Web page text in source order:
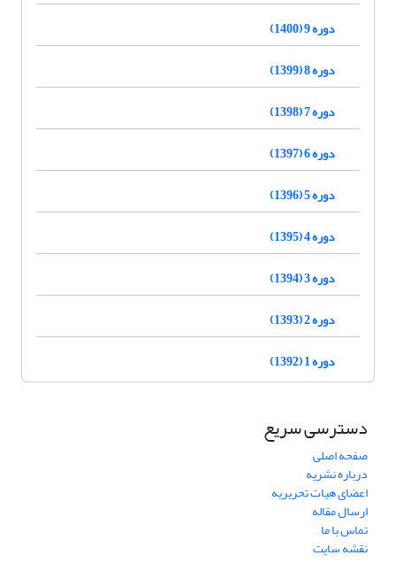
دوره 9 (1400)
دوره 8 (1399)
دوره 7 (1398)
دوره 6 (1397)
دوره 5 (1396)
دوره 4 (1395)
دوره 3 (1394)
دوره 2 (1393)
دوره 1 (1392)
دسترسی سریع
صفحه اصلی
درباره نشریه
اعضای هیات تحریریه
ارسال مقاله
تماس با ما
نقشه سایت